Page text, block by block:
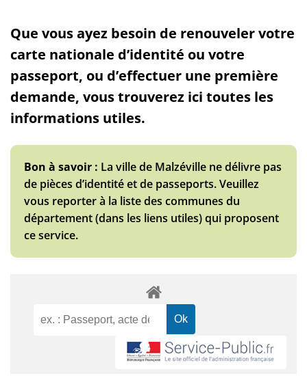
Que vous ayez besoin de renouveler votre
carte nationale d’identité ou votre
passeport, ou d’effectuer une première
demande, vous trouverez ici toutes les
informations utiles.
Bon à savoir : La ville de Malzéville ne délivre pas
de pièces d’identité et de passeports. Veuillez
vous reporter à la liste des communes du
département (dans les liens utiles) qui proposent
ce service.